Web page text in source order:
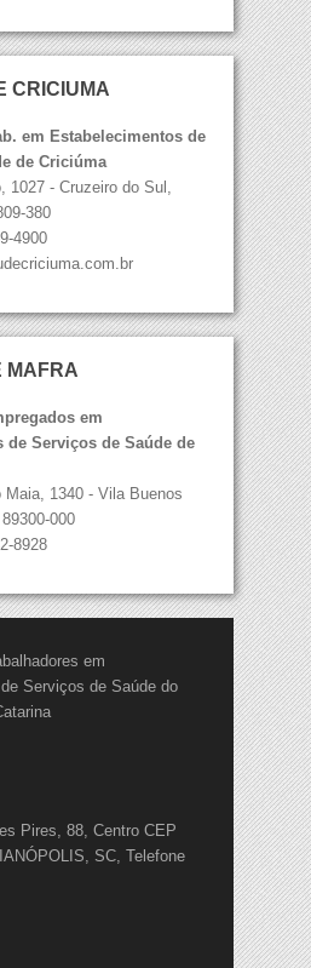
CRICIÚMA
em Estabelecimentos de
de Criciúma
1027 - Cruzeiro do Sul,
380
4900
MAFRA
em
de Serviços de Saúde de
1340 - Vila Buenos
000
8928
em
Serviços de Saúde do
Pires, 88, Centro CEP
SC, Telefone